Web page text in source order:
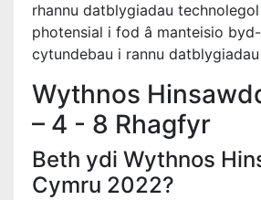
rhannu datblygiadau
photensial i fod â manteisio
cytundebau i rannu
Wythnos
– 4 - 8 Rhagfyr
Beth ydi Wythnos
Cymru 2022?